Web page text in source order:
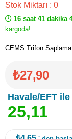
Stok Miktarı : 0
16 saat 41 dakika
kargoda!
CEMS Trifon
₺27,90
Havale/EFT
25,11